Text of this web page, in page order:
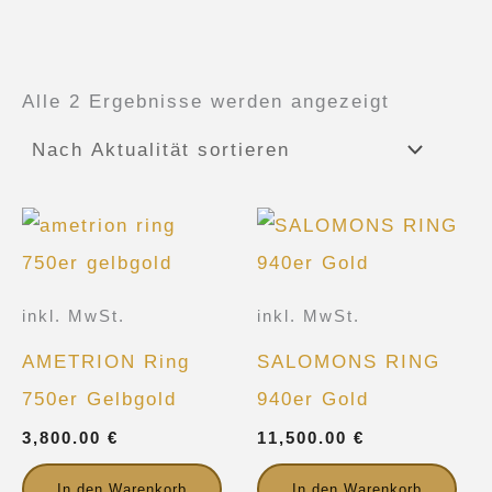
Alle 2 Ergebnisse werden angezeigt
inkl. MwSt.
AMETRION Ring
750er Gelbgold
3,800.00 €
inkl. MwSt.
SALOMONS RING
940er Gold
11,500.00 €